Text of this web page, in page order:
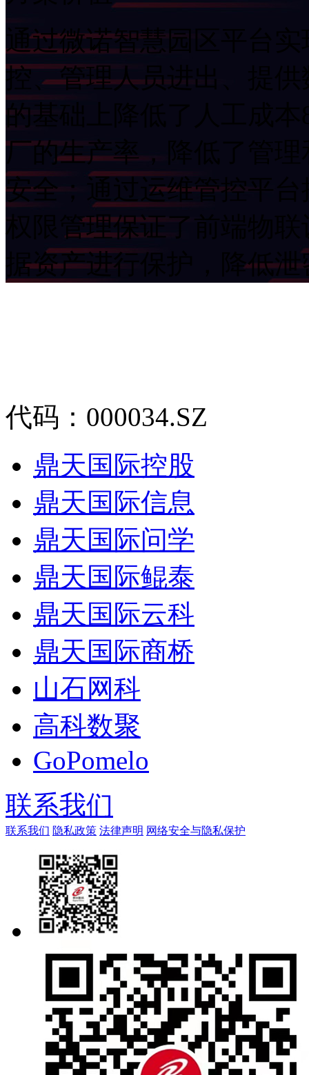
通过微诺智慧园区平台
控、管理人员进出
的基础上降低了人工成
厂的生产率，降低了管
安全；通过运维管控平
权限管理保证了前端物联
据资产进行保护，降低
代码：000034.SZ
鼎天国际控股
鼎天国际信息
鼎天国际问学
鼎天国际鲲泰
鼎天国际云科
鼎天国际商桥
山石网科
高科数聚
GoPomelo
联系我们
联系我们 隐私政策 法律声明 网络安全与隐私保护